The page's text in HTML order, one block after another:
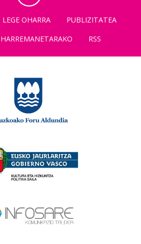
LEGE OHARRA
PUBLIZITATEA
HARREMANETARAKO RSS